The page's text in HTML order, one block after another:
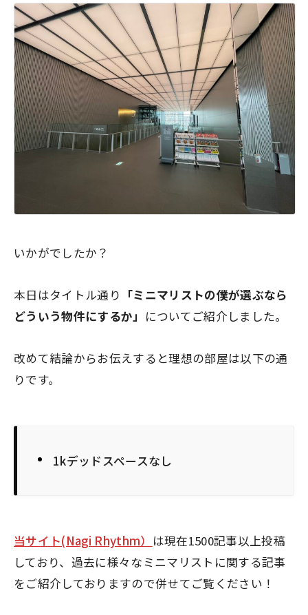
いかがでしたか？
本日はタイトル通り 「ミニマリストの僕が選ぶなら
どういう物件にするか」 についてご紹介しました。
改めて結論からお伝えすると理想の部屋は以下の通
りです。
1kデッドスペースなし
当サイト(Nagi Rhythm） は現在1500記事以上投稿
しており、過去に様々なミニマリストに関する記事
をご紹介しておりますので併せてご覧ください！